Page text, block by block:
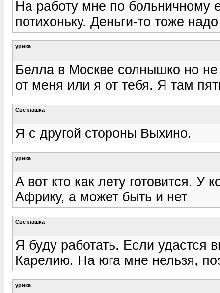
На работу мне по больничному
потихоньку. Деньги-то тоже
урика
Белла в Москве солнышко но
от меня или я от тебя. Я там
Светлашка
Я с другой стороны Выхино.
урика
А вот кто как лету готовится. У
Африку, а может быть и нет
Светлашка
Я буду работать. Если удастся
Карелию. На юга мне нельзя,
урика